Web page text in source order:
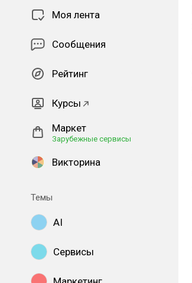
Моя лента
Сообщения
Рейтинг
Курсы
Маркет
Зарубежные сервисы
Викторина
Темы
AI
Сервисы